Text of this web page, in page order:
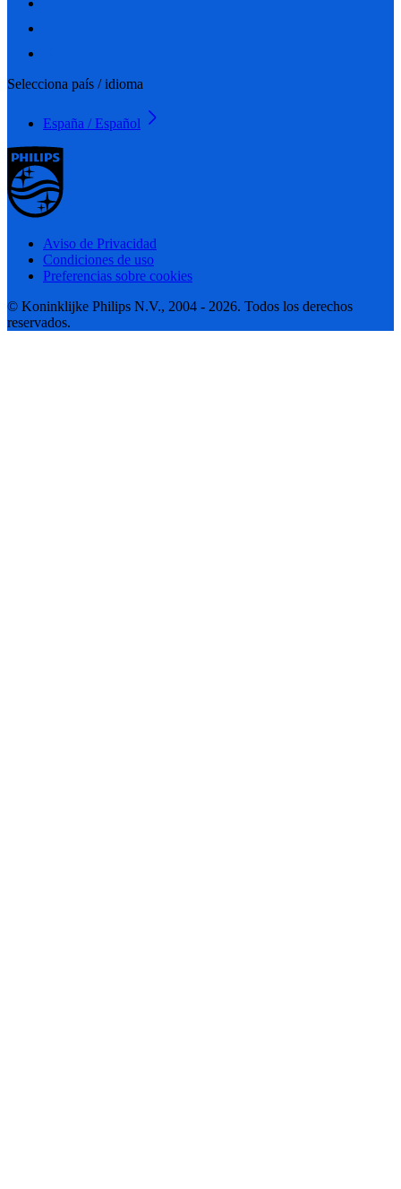
Selecciona país / idioma
España / Español
Aviso de Privacidad
Condiciones de uso
Preferencias sobre cookies
© Koninklijke Philips N.V., 2004 - 2026. Todos los derechos
reservados.